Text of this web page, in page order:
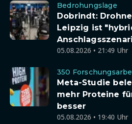
Bedrohungslage
Dobrindt:
Leipzig ist
05.08.2026 • 21:49 Uhr
350
Meta-Studie
mehr Proteine
besser
05.08.2026 • 19:40 Uhr